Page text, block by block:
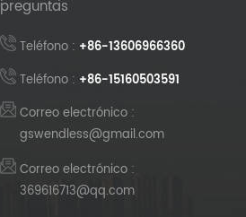
preguntas
Teléfono : +86-13606966360
Teléfono : +86-15160503591
Correo electrónico :
gswendless@gmail.com
Correo electrónico :
369616713@qq.com